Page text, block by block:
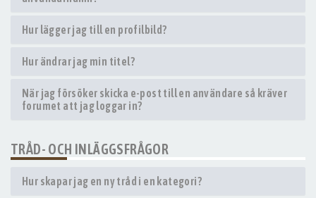
Hur lägger jag till en profilbild?
Hur ändrar jag min titel?
När jag försöker skicka e-post till en användare så kräver
forumet att jag loggar in?
TRÅD- OCH INLÄGGSFRÅGOR
Hur skapar jag en ny tråd i en kategori?